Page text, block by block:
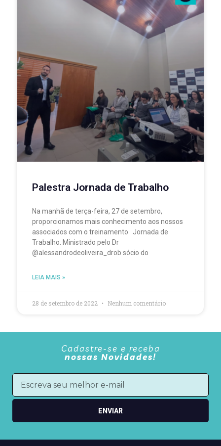
Palestra Jornada de Trabalho
Na manhã de terça-feira, 27 de setembro,
proporcionamos mais conhecimento aos nossos
associados com o treinamento Jornada de
Trabalho. Ministrado pelo Dr
@alessandrodeoliveira_drob sócio do
LEIA MAIS »
28 de setembro de 2022 Nenhum comentário
Cadastre-se e receba
nossas Novidades!
ENVIAR